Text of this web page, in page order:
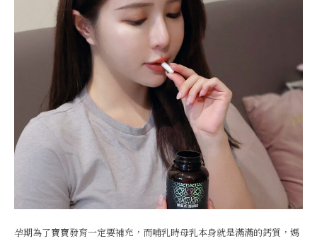
孕期為了寶寶發育一定要補充，而哺乳時母乳本身就是滿滿的鈣質，媽